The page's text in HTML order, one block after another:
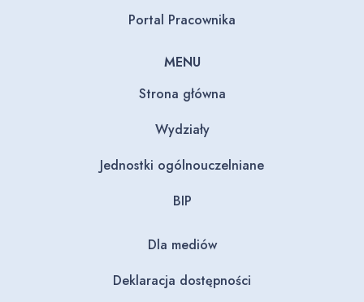
Portal Pracownika
MENU
Strona główna
Wydziały
Jednostki ogólnouczelniane
BIP
Dla mediów
Deklaracja dostępności